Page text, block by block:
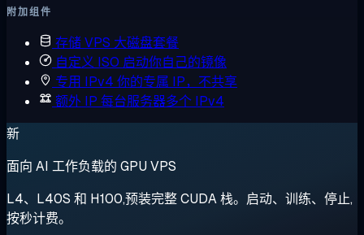
附加组件
存储 VPS 大磁盘套餐
自定义 ISO 启动你自己的镜像
专用 IPv4 你的专属 IP，不共享
额外 IP 每台服务器多个 IPv4
新
面向 AI 工作负载的 GPU VPS
L4、L40S 和 H100,预装完整 CUDA 栈。启动、训练、停止,
按秒计费。